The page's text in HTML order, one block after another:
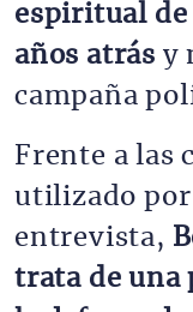
espiritual de
años atrás y
campaña
Frente a las
utilizado por
entrevista,
trata de una